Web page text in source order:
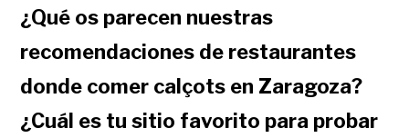
¿Qué os parecen nuestras
recomendaciones de restaurantes
donde comer calçots en Zaragoza?
¿Cuál es tu sitio favorito para probar